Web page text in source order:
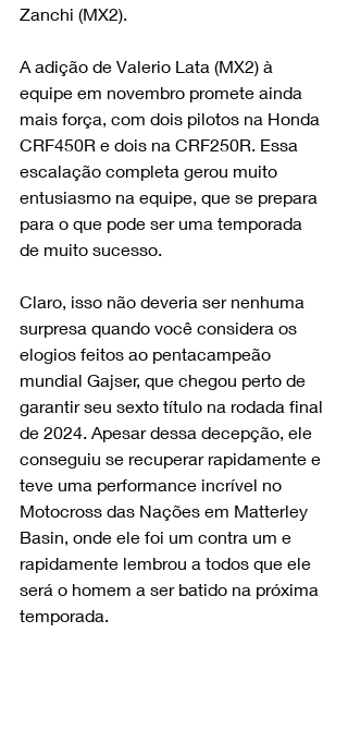
Zanchi (MX2).
A adição de Valerio Lata (MX2) à
equipe em novembro promete ainda
mais força, com dois pilotos na Honda
CRF450R e dois na CRF250R. Essa
escalação completa gerou muito
entusiasmo na equipe, que se prepara
para o que pode ser uma temporada
de muito sucesso.
Claro, isso não deveria ser nenhuma
surpresa quando você considera os
elogios feitos ao pentacampeão
mundial Gajser, que chegou perto de
garantir seu sexto título na rodada final
de 2024. Apesar dessa decepção, ele
conseguiu se recuperar rapidamente e
teve uma performance incrível no
Motocross das Nações em Matterley
Basin, onde ele foi um contra um e
rapidamente lembrou a todos que ele
será o homem a ser batido na próxima
temporada.